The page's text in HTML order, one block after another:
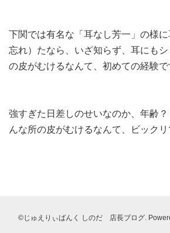
下関では有名な「耳なし芳一」の様
忘れ）たなら、いざ知らず、耳にも
の皮がむけるなんて、初めての経験で
強すぎた日差しのせいなのか、年齢
んな所の皮がむけるなんて、ビックリ
©じゅえりぃばんく しのだ 店長ブログ.